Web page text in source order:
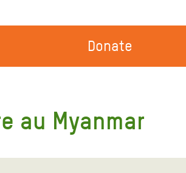
DEVENIR BÉNÉVOLE
Donate
au Myanmar